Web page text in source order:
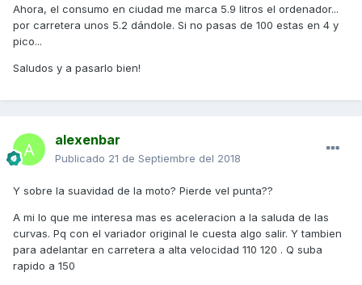
Ahora, el consumo en ciudad me marca 5.9 litros el ordenador...
por carretera unos 5.2 dándole. Si no pasas de 100 estas en 4 y
pico...
Saludos y a pasarlo bien!
alexenbar
Publicado 21 de Septiembre del 2018
Y sobre la suavidad de la moto? Pierde vel punta??
A mi lo que me interesa mas es aceleracion a la saluda de las
curvas. Pq con el variador original le cuesta algo salir. Y tambien
para adelantar en carretera a alta velocidad 110 120 . Q suba
rapido a 150